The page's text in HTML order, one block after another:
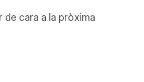
cara a la pròxima